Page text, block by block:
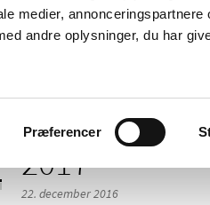
medier,
andre oplysninger, du har
Præferencer
og
Tilskud og
2017
22. december 2016